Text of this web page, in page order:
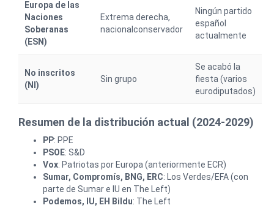
Europa de las
Naciones
Soberanas
(ESN)
Extrema derecha,
nacionalconservador
Ningún partido
español
actualmente
No inscritos
(NI)
Sin grupo
Se acabó la
fiesta (varios
eurodiputados)
Resumen de la distribución actual (2024-2029)
PP: PPE
PSOE: S&D
Vox: Patriotas por Europa (anteriormente ECR)
Sumar, Compromís, BNG, ERC: Los Verdes/EFA (con
parte de Sumar e IU en The Left)
Podemos, IU, EH Bildu: The Left